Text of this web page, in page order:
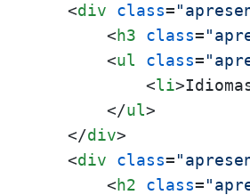
<div class=
<h3 class=
<ul class=
<li>
</ul>
</div>
<div class=
<h2 class=